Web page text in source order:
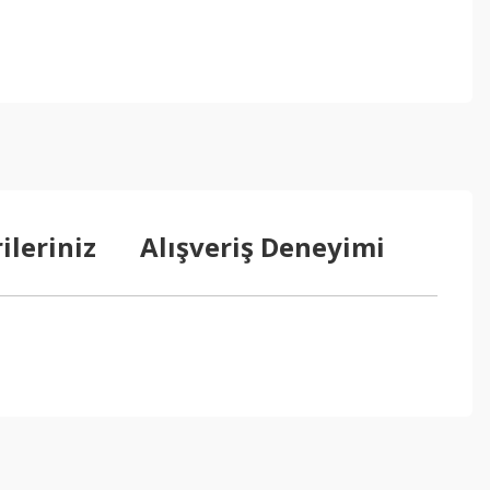
Alışveriş Deneyimi